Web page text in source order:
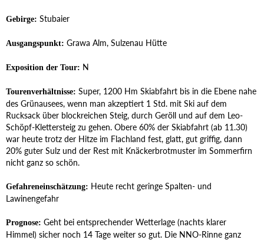
Gebirge: Stubaier
Ausgangspunkt: Grawa Alm, Sulzenau Hütte
Exposition der Tour: N
Tourenverhältnisse: Super, 1200 Hm Skiabfahrt bis in die Ebene nahe
des Grünausees, wenn man akzeptiert 1 Std. mit Ski auf dem
Rucksack über blockreichen Steig, durch Geröll und auf dem Leo-
Schöpf-Klettersteig zu gehen. Obere 60% der Skiabfahrt (ab 11.30)
war heute trotz der Hitze im Flachland fest, glatt, gut griffig, dann
20% guter Sulz und der Rest mit Knäckerbrotmuster im Sommerfirn
nicht ganz so schön.
Gefahreneinschätzung: Heute recht geringe Spalten- und
Lawinengefahr
Prognose: Geht bei entsprechender Wetterlage (nachts klarer
Himmel) sicher noch 14 Tage weiter so gut. Die NNO-Rinne ganz